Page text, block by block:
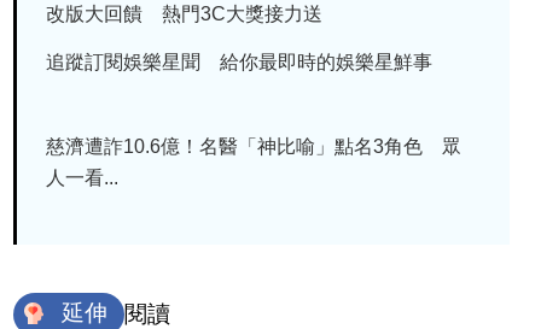
改版大回饋 熱門3C大獎接力送
追蹤訂閱娛樂星聞 給你最即時的娛樂星鮮事
慈濟遭詐10.6億！名醫「神比喻」點名3角色 眾
人一看...
延伸 閱讀